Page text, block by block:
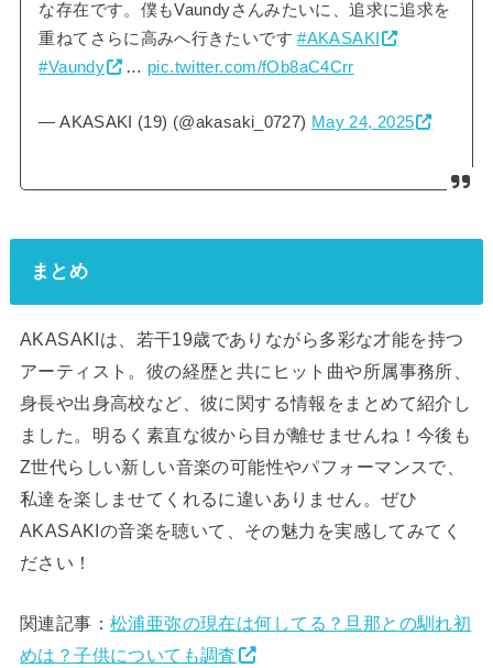
な存在です。僕もVaundyさんみたいに、追求に追求を
重ねてさらに高みへ行きたいです#AKASAKI
#Vaundy
… pic.twitter.com/fOb8aC4Crr
— AKASAKI (19) (@akasaki_0727) May 24, 2025
まとめ
AKASAKIは、若干19歳でありながら多彩な才能を持つ
アーティスト。彼の経歴と共にヒット曲や所属事務所、
身長や出身高校など、彼に関する情報をまとめて紹介し
ました。明るく素直な彼から目が離せませんね！今後も
Z世代らしい新しい音楽の可能性やパフォーマンスで、
私達を楽しませてくれるに違いありません。ぜひ
AKASAKIの音楽を聴いて、その魅力を実感してみてく
ださい！
関連記事： 松浦亜弥の現在は何してる？旦那との馴れ初
めは？子供についても調査